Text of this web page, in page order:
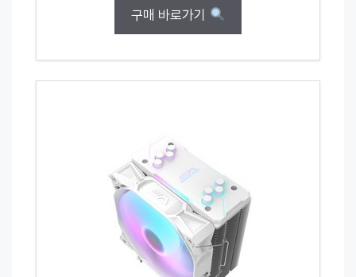
구매 바로가기